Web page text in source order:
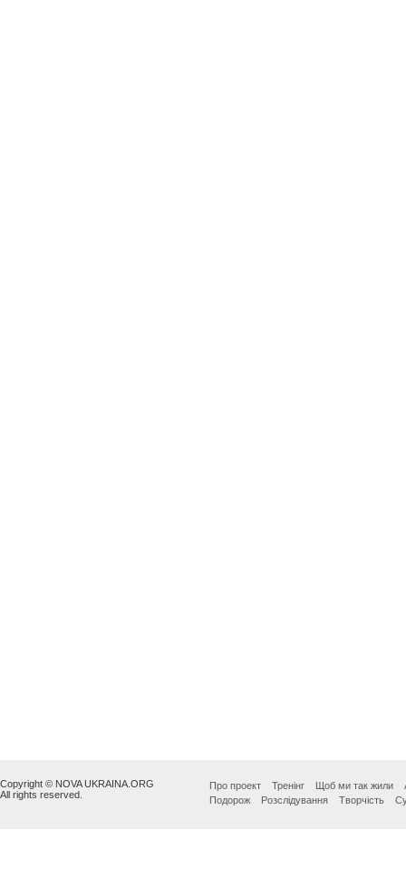
Copyright © NOVA UKRAINA.ORG
All rights reserved.
Про проект Тренінг Щоб ми так жили
Подорож
Розслідування Творчість